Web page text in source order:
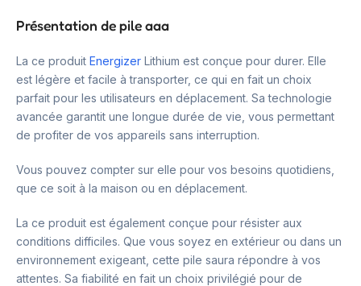
Présentation de pile aaa
La ce produit Energizer Lithium est conçue pour durer. Elle
est légère et facile à transporter, ce qui en fait un choix
parfait pour les utilisateurs en déplacement. Sa technologie
avancée garantit une longue durée de vie, vous permettant
de profiter de vos appareils sans interruption.
Vous pouvez compter sur elle pour vos besoins quotidiens,
que ce soit à la maison ou en déplacement.
La ce produit est également conçue pour résister aux
conditions difficiles. Que vous soyez en extérieur ou dans un
environnement exigeant, cette pile saura répondre à vos
attentes. Sa fiabilité en fait un choix privilégié pour de